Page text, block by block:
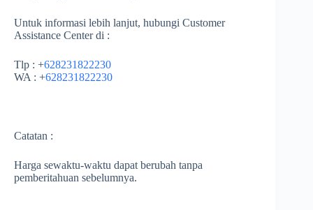
Untuk informasi lebih lanjut, hubungi Customer
Assistance Center di :
Tlp : +628231822230
WA : +628231822230
Catatan :
Harga sewaktu-waktu dapat berubah tanpa
pemberitahuan sebelumnya.